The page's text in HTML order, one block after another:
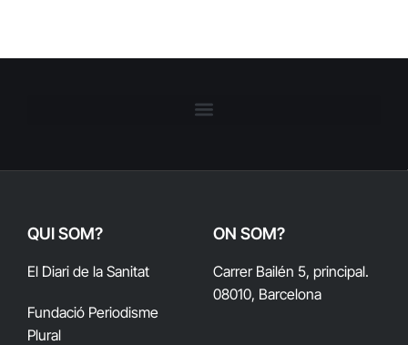
QUI SOM?
El Diari de la Sanitat
Fundació Periodisme
Plural
ON SOM?
Carrer Bailén 5, principal.
08010, Barcelona